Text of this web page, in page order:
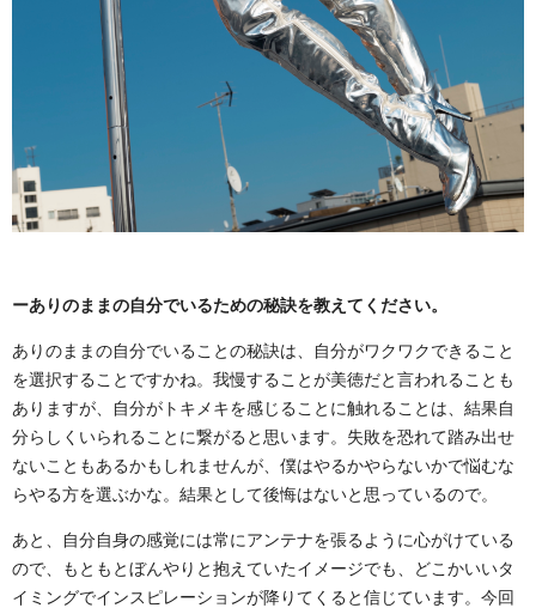
ーありのままの自分でいるための秘訣を教えてください。
ありのままの自分でいることの秘訣は、自分がワクワクできること
を選択することですかね。我慢することが美徳だと言われることも
ありますが、自分がトキメキを感じることに触れることは、結果自
分らしくいられることに繋がると思います。失敗を恐れて踏み出せ
ないこともあるかもしれませんが、僕はやるかやらないかで悩むな
らやる方を選ぶかな。結果として後悔はないと思っているので。
あと、自分自身の感覚には常にアンテナを張るように心がけている
ので、もともとぼんやりと抱えていたイメージでも、どこかいいタ
イミングでインスピレーションが降りてくると信じています。今回